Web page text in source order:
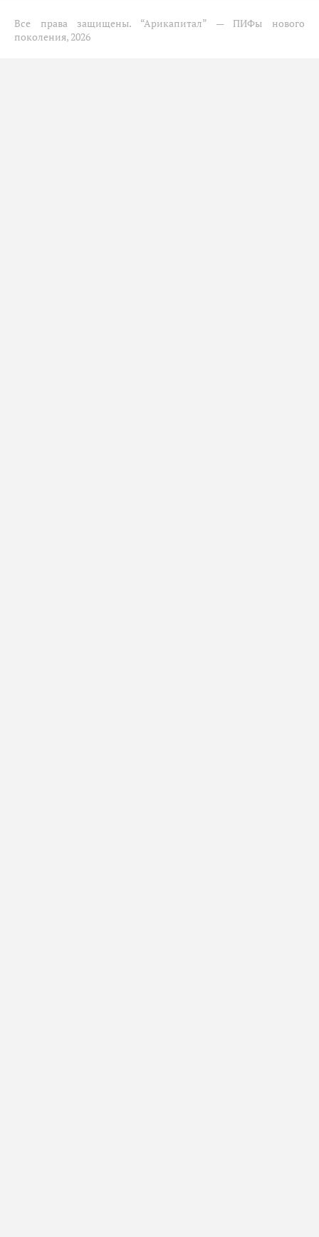
Все права защищены. “Арикапитал” — ПИФы нового
поколения, 2026